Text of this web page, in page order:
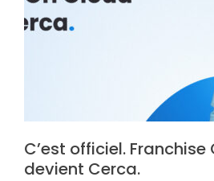
C’est officiel. Franchise
devient Cerca.